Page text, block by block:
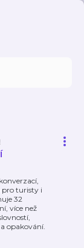
pro turisty i
32
více než
opakování.